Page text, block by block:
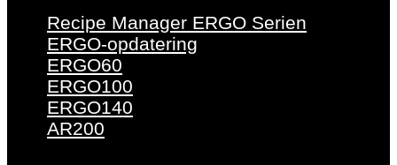
Recipe Manager ERGO Serien
ERGO-opdatering
ERGO60
ERGO100
ERGO140
AR200